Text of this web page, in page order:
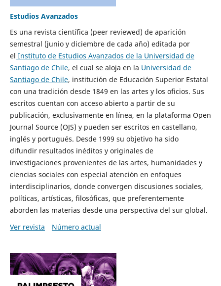
Estudios Avanzados
Es una revista científica (peer reviewed) de aparición
semestral (junio y diciembre de cada año) editada por
el Instituto de Estudios Avanzados de la Universidad de
Santiago de Chile, el cual se aloja en la Universidad de
Santiago de Chile, institución de Educación Superior Estatal
con una tradición desde 1849 en las artes y los oficios. Sus
escritos cuentan con acceso abierto a partir de su
publicación, exclusivamente en línea, en la plataforma Open
Journal Source (OJS) y pueden ser escritos en castellano,
inglés y portugués. Desde 1999 su objetivo ha sido
difundir resultados inéditos y originales de
investigaciones provenientes de las artes, humanidades y
ciencias sociales con especial atención en enfoques
interdisciplinarios, donde convergen discusiones sociales,
políticas, artísticas, filosóficas, que preferentemente
aborden las materias desde una perspectiva del sur global.
Ver revista
Número actual